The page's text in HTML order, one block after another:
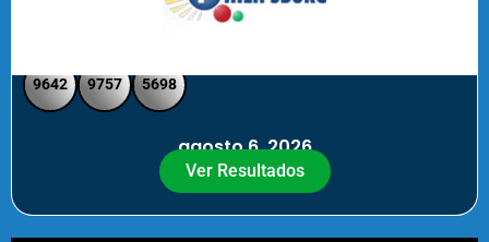
9642 9757 5698
agosto 6, 2026
Ver Resultados